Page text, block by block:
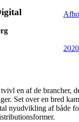
2020
en af de brancher,
Set over en bred
nyudvikling af både